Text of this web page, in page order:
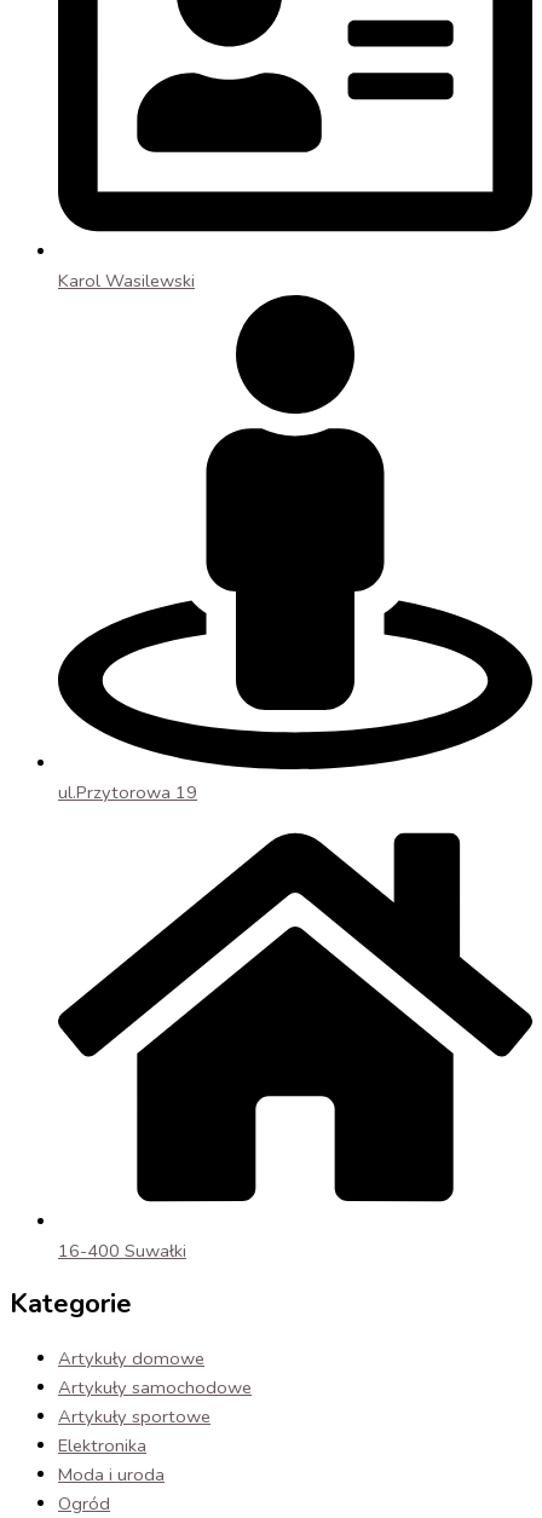
Karol Wasilewski
ul.Przytorowa 19
16-400 Suwałki
Kategorie
Artykuły domowe
Artykuły samochodowe
Artykuły sportowe
Elektronika
Moda i uroda
Ogród